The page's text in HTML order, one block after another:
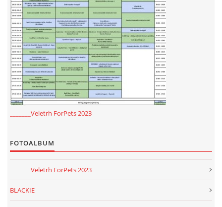
_______Veletrh ForPets 2023
FOTOALBUM
_______Veletrh ForPets 2023
BLACKIE